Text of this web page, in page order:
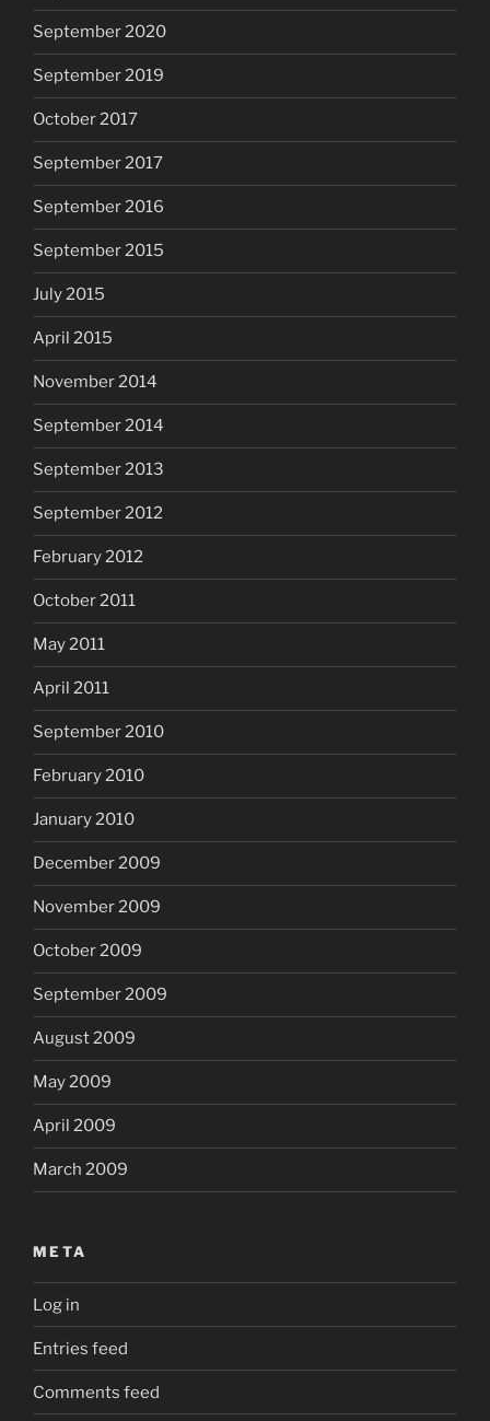
September 2020
September 2019
October 2017
September 2017
September 2016
September 2015
July 2015
April 2015
November 2014
September 2014
September 2013
September 2012
February 2012
October 2011
May 2011
April 2011
September 2010
February 2010
January 2010
December 2009
November 2009
October 2009
September 2009
August 2009
May 2009
April 2009
March 2009
META
Log in
Entries feed
Comments feed